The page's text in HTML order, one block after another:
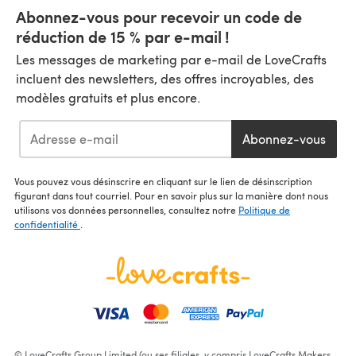
Abonnez-vous pour recevoir un code de
réduction de 15 % par e-mail !
Les messages de marketing par e-mail de LoveCrafts
incluent des newsletters, des offres incroyables, des
modèles gratuits et plus encore.
Abonnez-vous
Vous pouvez vous désinscrire en cliquant sur le lien de désinscription
figurant dans tout courriel. Pour en savoir plus sur la manière dont nous
utilisons vos données personnelles, consultez notre Politique de
confidentialité